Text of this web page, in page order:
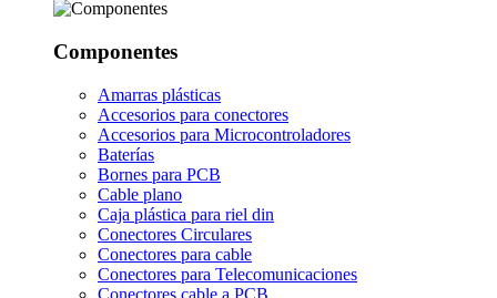
Componentes
Amarras plásticas
Accesorios para conectores
Accesorios para Microcontroladores
Baterías
Bornes para PCB
Cable plano
Caja plástica para riel din
Conectores Circulares
Conectores para cable
Conectores para Telecomunicaciones
Conectores cable a PCB